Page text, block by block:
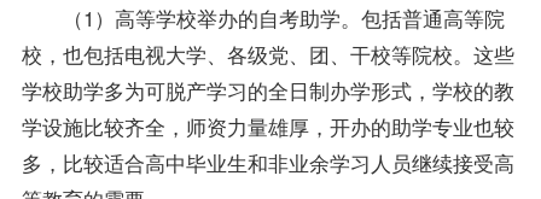
（1）高等学校举办的自考助学。包括普通高等院
校，也包括电视大学、各级党、团、干校等院校。这些
学校助学多为可脱产学习的全日制办学形式，学校的教
学设施比较齐全，师资力量雄厚，开办的助学专业也较
多，比较适合高中毕业生和非业余学习人员继续接受高